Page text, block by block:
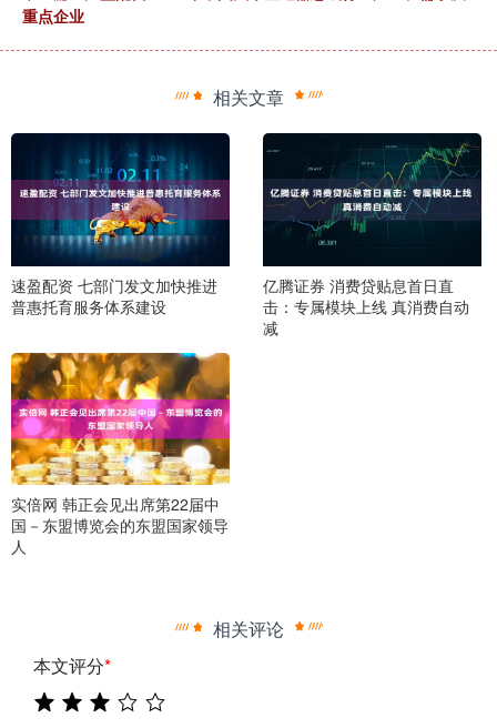
重点企业
相关文章
速盈配资 七部门发文加快推进
普惠托育服务体系建设
亿腾证券 消费贷贴息首日直
击：专属模块上线 真消费自动
减
实倍网 韩正会见出席第22届中
国－东盟博览会的东盟国家领导
人
相关评论
本文评分*